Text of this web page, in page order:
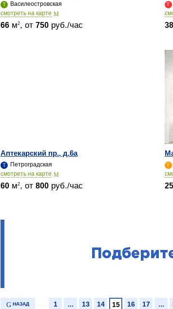
Василеостровская
cмотреть на карте
66 м2, от 750 руб./час 38
Аптекарский пр., д.6а
Петроградская
cмотреть на карте
60 м2, от 800 руб./час 25
НАЗАД 1 ... 13 14 15 16 17 ...